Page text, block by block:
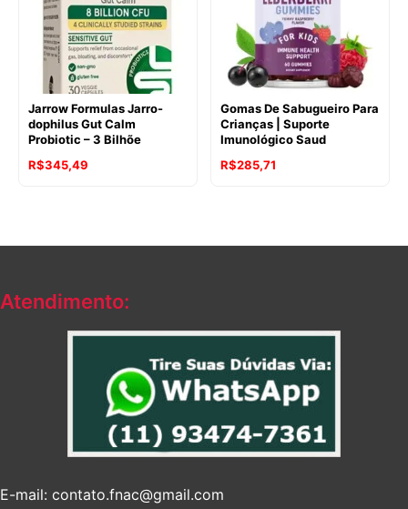
Jarrow Formulas Jarro-
dophilus Gut Calm
Probiotic – 3 Bilhõe
R$345,49
Gomas De Sabugueiro Para
Crianças | Suporte
Imunológico Saud
R$285,71
Atendimento:
E-mail: contato.fnac@gmail.com